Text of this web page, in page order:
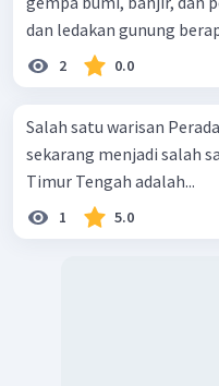
2 0.0
Salah satu warisan
sekarang menjadi salah
Timur Tengah adalah...
1 5.0